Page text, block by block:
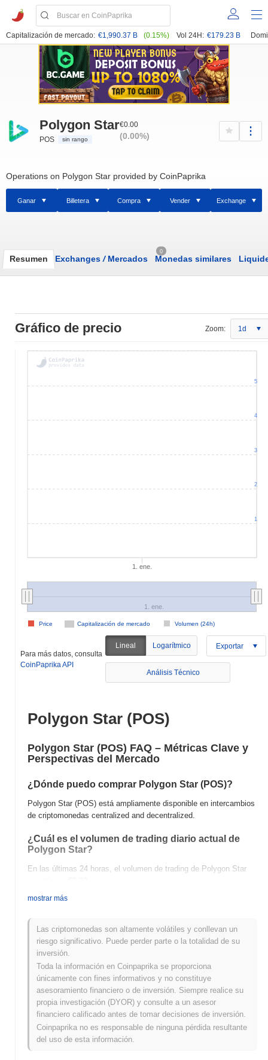
Capitalización de mercado: €1,990.37 B (0.15%) Vol 24H: €179.23 B
Polygon Star
POS sin rango
€0.00
(0.00%)
Operations on Polygon Star provided by CoinPaprika
Ganar Billetera Compra Vender Exchange
Resumen Exchanges /Mercados
0
Monedas similares
Gráfico de precio Zoom: 1d
1. ene.
Capitalización de mercado Volumen (24h)
Price
1. ene.
1
2
3
4
5
Para más datos, consulta
CoinPaprika API
Lineal Logarítmico Exportar
Análisis Técnico
Polygon Star (POS)
Polygon Star (POS) FAQ – Métricas Clave y
Perspectivas del Mercado
¿Dónde puedo comprar Polygon Star (POS)?
Polygon Star (POS) está ampliamente disponible en intercambios
de criptomonedas centralized and decentralized.
¿Cuál es el volumen de trading diario actual de
Polygon Star?
En las últimas 24 horas, el volumen de trading de Polygon Star
¿Cuál es el historial del rango de precios de
Máximo Histórico (ATH): €40,669.30
Mínimo Histórico (ATL): €0.00
Polygon Star se negocia actualmente ~0.42%por debajo de su
ATH .
¿Cómo se está desempeñando Polygon Star en
comparación con el mercado cripto en general?
En los últimos 7 días, Polygon Star ha ganó
debajo del mercado cripto general que registró una ganancia del
mostrar más
Las criptomonedas son altamente volátiles y conllevan un
riesgo significativo. Puede perder parte o la totalidad de su
inversión.
Toda la información en Coinpaprika se proporciona
únicamente con fines informativos y no constituye
asesoramiento financiero o de inversión. Siempre realice su
propia investigación (DYOR) y consulte a un asesor
financiero calificado antes de tomar decisiones de inversión.
Coinpaprika no es responsable de ninguna pérdida resultante
del uso de esta información.